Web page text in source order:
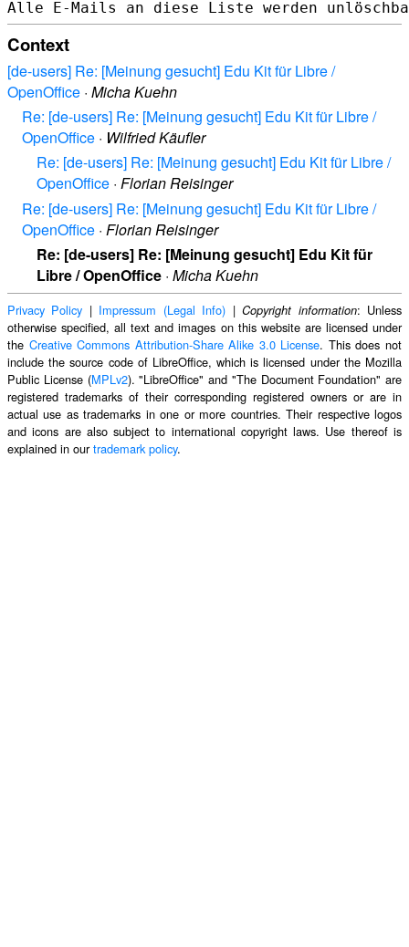
Context
[de-users] Re: [Meinung gesucht] Edu Kit für Libre /
OpenOffice · Micha Kuehn
Re: [de-users] Re: [Meinung gesucht] Edu Kit für Libre /
OpenOffice · Wilfried Käufler
Re: [de-users] Re: [Meinung gesucht] Edu Kit für Libre /
OpenOffice · Florian Reisinger
Re: [de-users] Re: [Meinung gesucht] Edu Kit für Libre /
OpenOffice · Florian Reisinger
Re: [de-users] Re: [Meinung gesucht] Edu Kit für
Libre / OpenOffice · Micha Kuehn
Privacy Policy | Impressum (Legal Info) |Copyright information: Unless
otherwise specified, all text and images on this website are licensed under
the Creative Commons Attribution-Share Alike 3.0 License. This does not
include the source code of LibreOffice, which is licensed under the Mozilla
Public License (MPLv2). "LibreOffice" and "The Document Foundation" are
registered trademarks of their corresponding registered owners or are in
actual use as trademarks in one or more countries. Their respective logos
and icons are also subject to international copyright laws. Use thereof is
explained in ourtrademark policy.